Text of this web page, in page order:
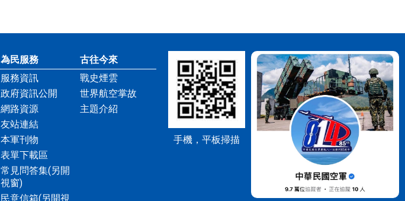
為民服務
服務資訊
政府資訊公開
網路資源
友站連結
本軍刊物
表單下載區
常見問答集(另開
視窗)
民意信箱(另開視
古往今來
戰史煙雲
世界航空掌故
主題介紹
手機，平板掃描